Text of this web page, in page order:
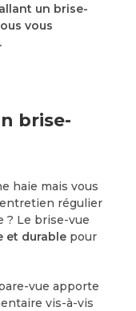
un brise-
vous
brise-
haie mais vous
régulier
? Le brise-vue
et durablepour
vue apporte
vis-à-vis